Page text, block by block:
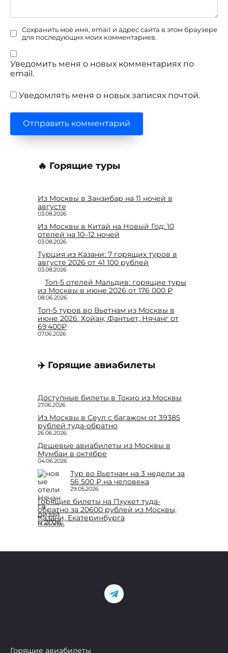
Сохранить моё имя, email и адрес сайта в этом браузере
для последующих моих комментариев.
Уведомить меня о новых комментариях по
email.
Уведомлять меня о новых записях почтой.
🔥 Горящие туры
Из Москвы в Занзибар на 11 ночей в
августе
03.08.2026
Из Москвы в Китай на Новый Год: 10
отелей на 10–12 ночей
03.08.2026
Турция из Казани: 7 горящих туров в
августе 2026 от 41 100 рублей
03.08.2026
Топ-5 отелей Мальдив: горящие туры
из Москвы в июне 2026 от 176 000 ₽
08.06.2026
Топ-5 туров во Вьетнам из Москвы в
июне 2026: Хойан, Фантьет, Нячанг от
69 400₽
07.06.2026
✈️ Горящие авиабилеты
Доступные билеты в Токио из Москвы
27.06.2026
Из Москвы в Сеул с багажом от 39385
рублей туда-обратно
26.06.2026
Дешевые авиабилеты из Москвы в
Мумбаи в октябре
04.06.2026
Тур во Вьетнам на 3 недели за
56 500 ₽ на человека
29.05.2026
Горящие билеты на Пхукет туда-
обратно за 20600 рублей из Москвы,
Казани, Екатеринбурга
15.05.2026
Горящие авиабилеты